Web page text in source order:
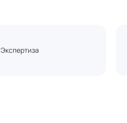
Экспертиза